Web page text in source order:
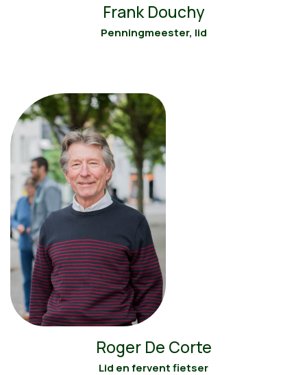
Frank Douchy
Penningmeester, lid
Roger De Corte
Lid en fervent fietser